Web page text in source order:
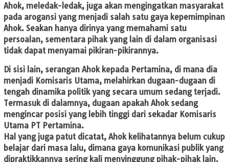
Ahok, meledak-ledak, juga akan mengingatkan masyarakat
pada arogansi yang menjadi salah satu gaya kepemimpinan
Ahok. Seakan hanya dirinya yang memahami satu
persoalan, sementara pihak yang lain di dalam organisasi
tidak dapat menyamai pikiran-pikirannya.
Di sisi lain, serangan Ahok kepada Pertamina, di mana dia
menjadi Komisaris Utama, melahirkan dugaan-dugaan di
tengah dinamika politik yang secara umum sedang terjadi.
Termasuk di dalamnya, dugaan apakah Ahok sedang
mengincar posisi yang lebih tinggi dari sekadar Komisaris
Utama PT Pertamina.
Hal yang juga patut dicatat, Ahok kelihatannya belum cukup
belajar dari masa lalu, dimana gaya komunikasi publik yang
dipraktikkannya sering kali menyinggung pihak-pihak lain.